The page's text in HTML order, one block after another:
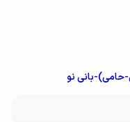
حامی)-بانی نو